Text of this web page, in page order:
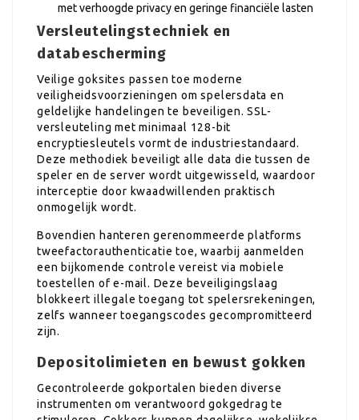
met verhoogde privacy en geringe financiële lasten
Versleutelingstechniek en
databescherming
Veilige goksites passen toe moderne
veiligheidsvoorzieningen om spelersdata en
geldelijke handelingen te beveiligen. SSL-
versleuteling met minimaal 128-bit
encryptiesleutels vormt de industriestandaard.
Deze methodiek beveiligt alle data die tussen de
speler en de server wordt uitgewisseld, waardoor
interceptie door kwaadwillenden praktisch
onmogelijk wordt.
Bovendien hanteren gerenommeerde platforms
tweefactorauthenticatie toe, waarbij aanmelden
een bijkomende controle vereist via mobiele
toestellen of e-mail. Deze beveiligingslaag
blokkeert illegale toegang tot spelersrekeningen,
zelfs wanneer toegangscodes gecompromitteerd
zijn.
Depositolimieten en bewust gokken
Gecontroleerde gokportalen bieden diverse
instrumenten om verantwoord gokgedrag te